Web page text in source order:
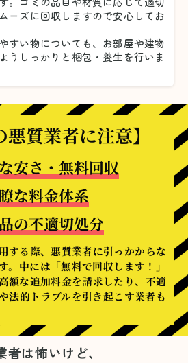
ーズに回収しますので安心してお
すい物についても、お部屋や建物
うしっかりと梱包・養生を行いま
悪質業者に注意】
安さ・無料回収
な料金体系
の不適切処分
する際、悪質業者に引っかからな
。中には「無料で回収します！」
額な追加料金を請求したり、不適
法的トラブルを引き起こす業者も
者は怖いけど、